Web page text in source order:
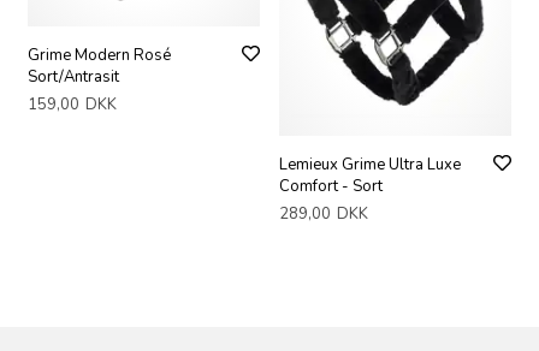
Grime Modern Rosé
Sort/Antrasit
159,00 DKK
Lemieux Grime Ultra Luxe
Comfort - Sort
289,00 DKK